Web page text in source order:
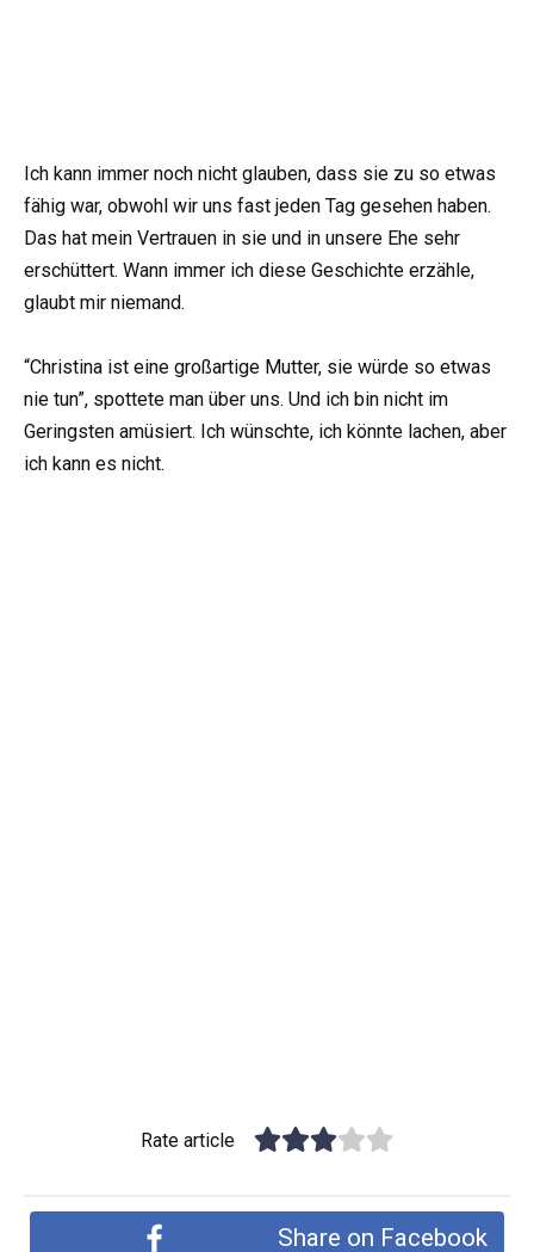
Ich kann immer noch nicht glauben, dass sie zu so etwas
fähig war, obwohl wir uns fast jeden Tag gesehen haben.
Das hat mein Vertrauen in sie und in unsere Ehe sehr
erschüttert. Wann immer ich diese Geschichte erzähle,
glaubt mir niemand.
“Christina ist eine großartige Mutter, sie würde so etwas
nie tun”, spottete man über uns. Und ich bin nicht im
Geringsten amüsiert. Ich wünschte, ich könnte lachen, aber
ich kann es nicht.
Rate article
Share on Facebook